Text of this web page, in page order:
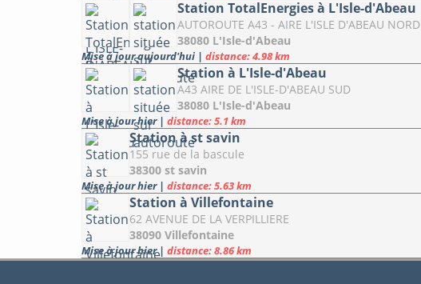
Station TotalEnergies à L'Isle-d'Abeau
AUTOROUTE A43 - AIRE L'ISLE D'ABEAU NORD
38080 L'Isle-d'Abeau
Mise à jour aujourd'hui | distance: 4.98 km
Station à L'Isle-d'Abeau
A43 AIRE DE L'ISLE-D'ABEAU SUD
38080 L'Isle-d'Abeau
Mise à jour hier | distance: 5.1 km
Station à st savin
155 rue de la bascule
38300 st savin
Mise à jour hier | distance: 5.63 km
Station à Villefontaine
62 AVENUE DE LA VERPILLIERE
38090 Villefontaine
Mise à jour hier| distance: 8.86 km